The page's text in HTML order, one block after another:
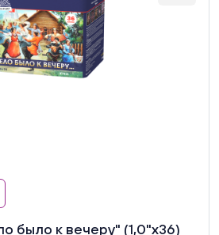
было к вечеру" (1,0"х36)